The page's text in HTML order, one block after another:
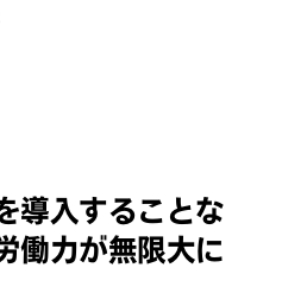
導入することな
働力が無限大に